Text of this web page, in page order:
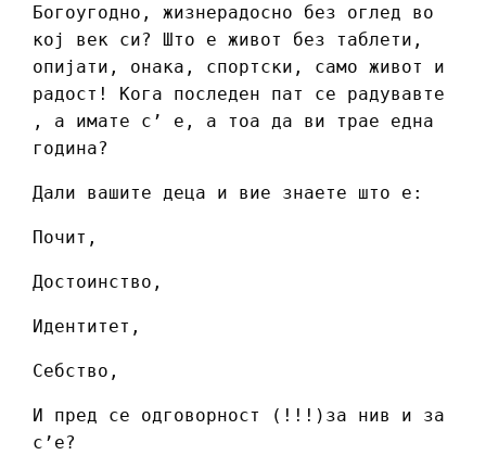
Богоугодно, жизнерадосно без оглед во
кој век си? Што е живот без таблети,
опијати, онака, спортски, само живот и
радост! Кога последен пат се радувавте
, а имате с’ е, а тоа да ви трае една
година?
Дали вашите деца и вие знаете што е:
Почит,
Достоинство,
Идентитет,
Себство,
И пред се одговорност (!!!)за нив и за
с’е?